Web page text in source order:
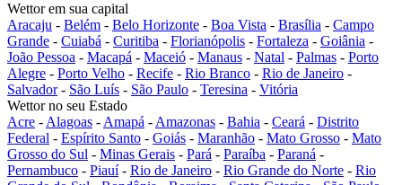
Wettor em sua capital
Aracaju - Belém - Belo Horizonte - Boa Vista - Brasília - Campo
Grande - Cuiabá - Curitiba - Florianópolis - Fortaleza - Goiânia -
João Pessoa - Macapá - Maceió - Manaus - Natal - Palmas - Porto
Alegre - Porto Velho - Recife - Rio Branco - Rio de Janeiro -
Salvador- São Luís - São Paulo - Teresina - Vitória
Wettor no seu Estado
Acre - Alagoas - Amapá - Amazonas - Bahia - Ceará - Distrito
Federal - Espírito Santo - Goiás - Maranhão - Mato Grosso - Mato
Grosso do Sul - Minas Gerais - Pará - Paraíba - Paraná -
Pernambuco - Piauí- Rio de Janeiro - Rio Grande do Norte - Rio